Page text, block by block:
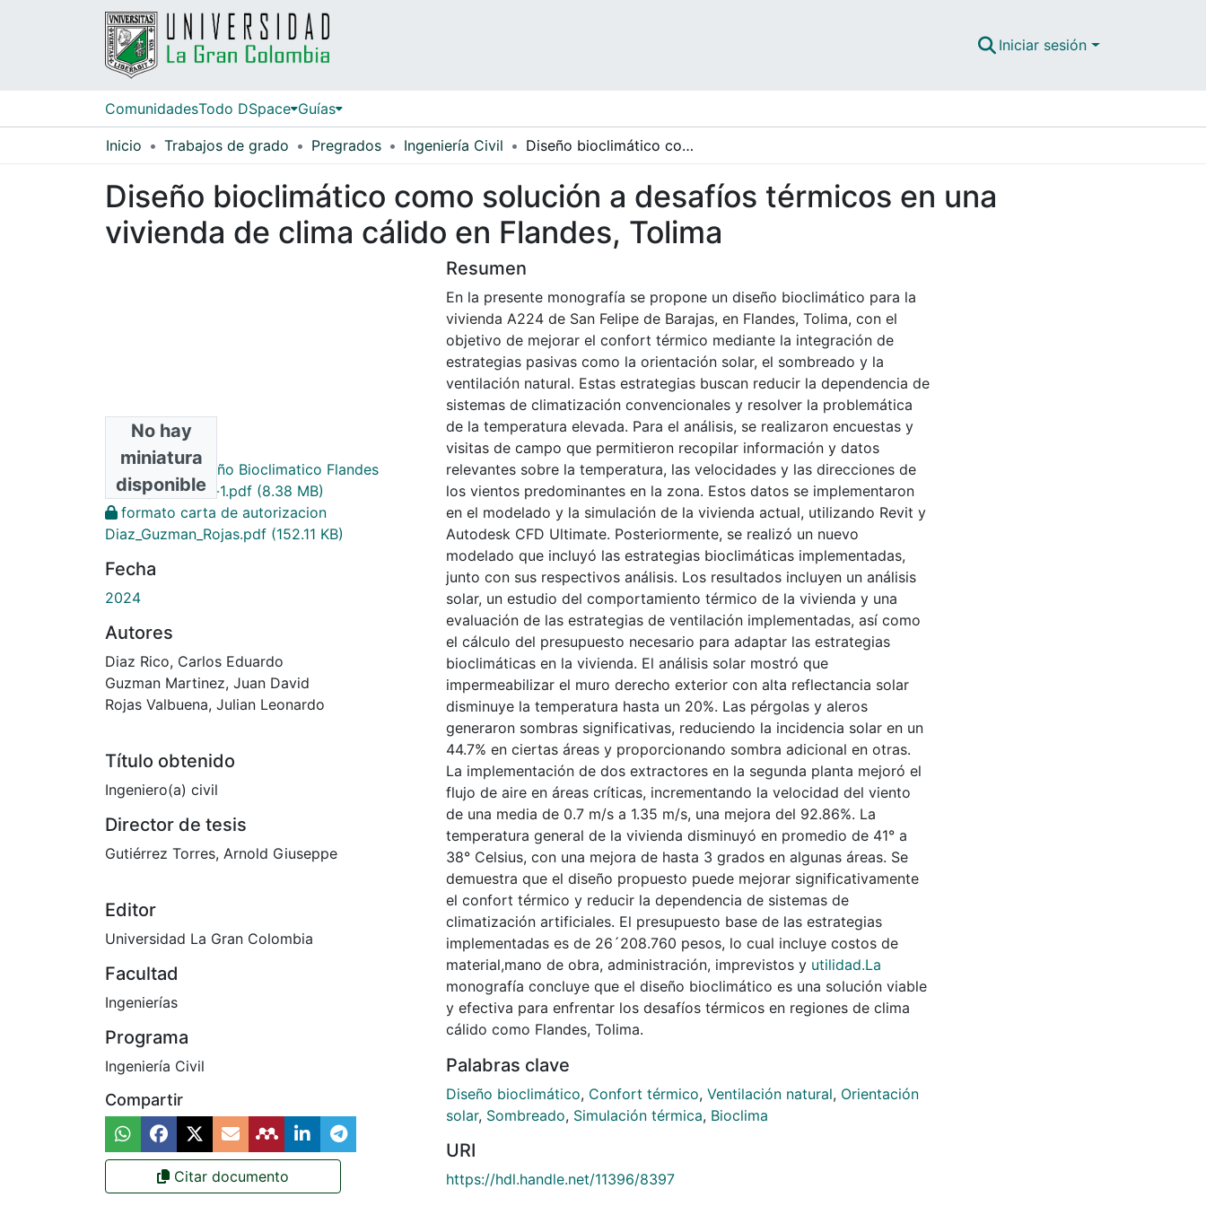
Iniciar sesión
ComunidadesTodo DSpace Guías
Inicio Trabajos de grado Pregrados Ingeniería Civil Diseño bioclimático como solución a desafíos térmicos en una vivienda de clima cálido en Flandes, Tolima
Diseño bioclimático como solución a desafíos térmicos en una
vivienda de clima cálido en Flandes, Tolima
No hay
miniatura
disponible
Archivos
Monografia Diseño Bioclimatico Flandes
(Trabajo Grado)-1.pdf (8.38 MB)
formato carta de autorizacion
Diaz_Guzman_Rojas.pdf (152.11 KB)
Fecha
2024
Autores
Diaz Rico, Carlos Eduardo
Guzman Martinez, Juan David
Rojas Valbuena, Julian Leonardo
Título obtenido
Ingeniero(a) civil
Director de tesis
Gutiérrez Torres, Arnold Giuseppe
Editor
Universidad La Gran Colombia
Facultad
Ingenierías
Programa
Ingeniería Civil
Compartir
Citar documento
Resumen
En la presente monografía se propone un diseño bioclimático para la
vivienda A224 de San Felipe de Barajas, en Flandes, Tolima, con el
objetivo de mejorar el confort térmico mediante la integración de
estrategias pasivas como la orientación solar, el sombreado y la
ventilación natural. Estas estrategias buscan reducir la dependencia de
sistemas de climatización convencionales y resolver la problemática
de la temperatura elevada. Para el análisis, se realizaron encuestas y
visitas de campo que permitieron recopilar información y datos
relevantes sobre la temperatura, las velocidades y las direcciones de
los vientos predominantes en la zona. Estos datos se implementaron
en el modelado y la simulación de la vivienda actual, utilizando Revit y
Autodesk CFD Ultimate. Posteriormente, se realizó un nuevo
modelado que incluyó las estrategias bioclimáticas implementadas,
junto con sus respectivos análisis. Los resultados incluyen un análisis
solar, un estudio del comportamiento térmico de la vivienda y una
evaluación de las estrategias de ventilación implementadas, así como
el cálculo del presupuesto necesario para adaptar las estrategias
bioclimáticas en la vivienda. El análisis solar mostró que
impermeabilizar el muro derecho exterior con alta reflectancia solar
disminuye la temperatura hasta un 20%. Las pérgolas y aleros
generaron sombras significativas, reduciendo la incidencia solar en un
44.7% en ciertas áreas y proporcionando sombra adicional en otras.
La implementación de dos extractores en la segunda planta mejoró el
flujo de aire en áreas críticas, incrementando la velocidad del viento
de una media de 0.7 m/s a 1.35 m/s, una mejora del 92.86%. La
temperatura general de la vivienda disminuyó en promedio de 41° a
38° Celsius, con una mejora de hasta 3 grados en algunas áreas. Se
demuestra que el diseño propuesto puede mejorar significativamente
el confort térmico y reducir la dependencia de sistemas de
climatización artificiales. El presupuesto base de las estrategias
implementadas es de 26´208.760 pesos, lo cual incluye costos de
material,mano de obra, administración, imprevistos y utilidad.La
monografía concluye que el diseño bioclimático es una solución viable
y efectiva para enfrentar los desafíos térmicos en regiones de clima
cálido como Flandes, Tolima.
Palabras clave
Diseño bioclimático, Confort térmico, Ventilación natural, Orientación
solar, Sombreado, Simulación térmica, Bioclima
URI
https://hdl.handle.net/11396/8397